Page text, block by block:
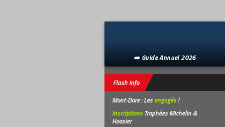
➡️ Guide Annuel 2026
Flash info
Mont-Dore : Lesengagés!
InscriptionsTrophées Michelin &
Hoosier